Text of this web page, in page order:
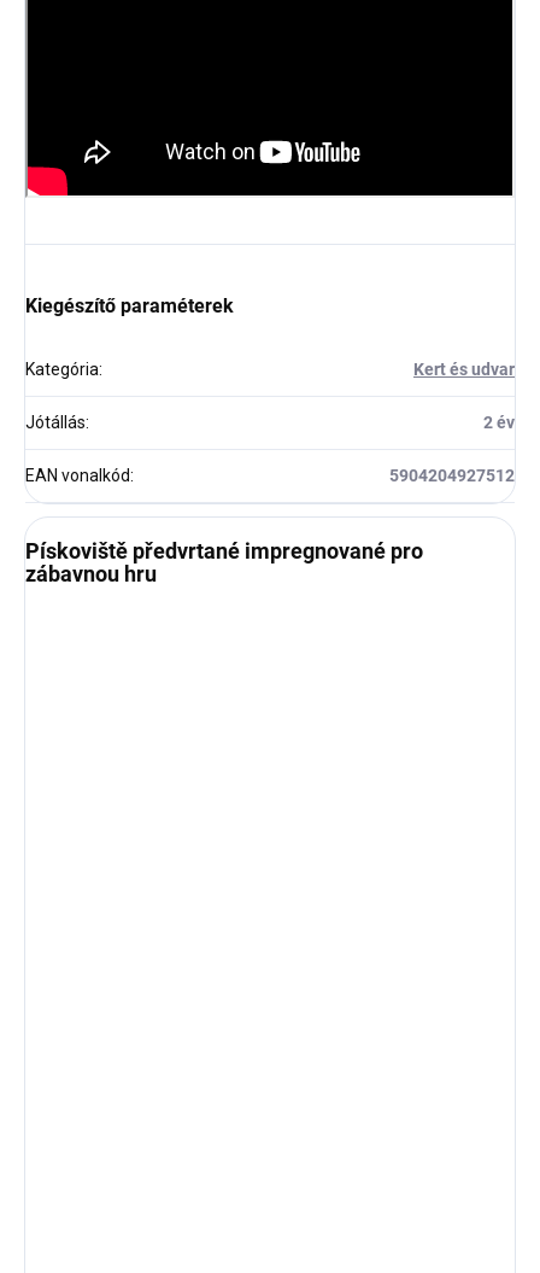
Kiegészítő paraméterek
Kategória: Kert és udvar
Jótállás: 2 év
EAN vonalkód: 5904204927512
Pískoviště předvrtané impregnované pro
zábavnou hru